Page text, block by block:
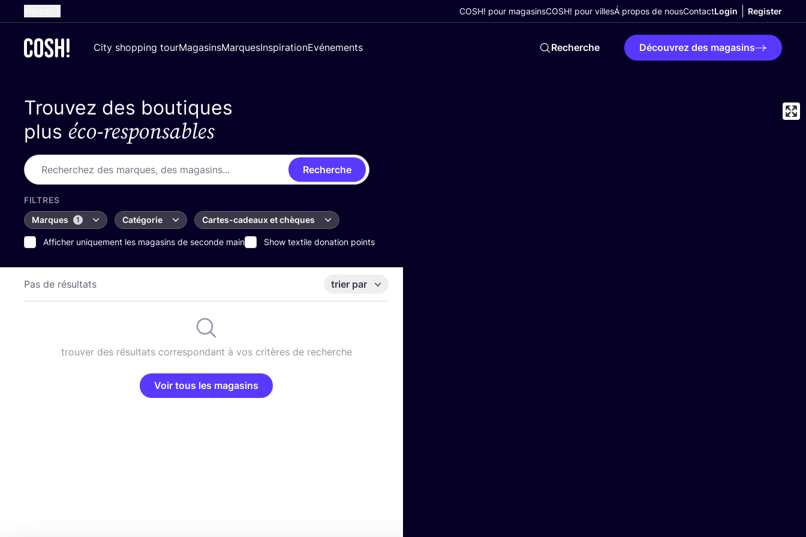
Dutch
German
Croatian
COSH! pour magasinsCOSH! pour villesÁ propos de nousContactLogin Register
City shopping tourMagasinsMarquesInspirationEvénements Recherche Découvrez des magasins
Trouvez des boutiques
plus éco-responsables
Recherche
FILTRES
Marques
1 Catégorie Cartes-cadeaux et chèques
Afficher uniquement les magasins de seconde main Show textile donation points
Pas de résultats trier par
trouver des résultats correspondant à vos critères de recherche
Voir tous les magasins